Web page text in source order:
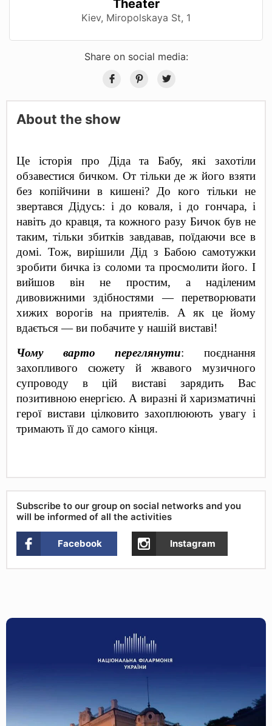
Theater
Kiev, Miropolskaya St, 1
Share on social media:
About the show
Це історія про Діда та Бабу, які захотіли
обзавестися бичком. От тільки де ж його взяти
без копійчини в кишені? До кого тільки не
звертався Дідусь: і до коваля, і до гончара, і
навіть до кравця, та кожного разу Бичок був не
таким, тільки збитків завдавав, поїдаючи все в
домі. Тож, вирішили Дід з Бабою самотужки
зробити бичка із соломи та просмолити його. І
вийшов він не простим, а наділеним
дивовижними здібностями — перетворювати
хижих ворогів на приятелів. А як це йому
вдається — ви побачите у нашій виставі!
Чому варто переглянути: поєднання
захопливого сюжету й жвавого музичного
супроводу в цій виставі зарядить Вас
позитивною енергією. А виразні й харизматичні
герої вистави цілковито захоплююють увагу і
тримають її до самого кінця.
Subscribe to our group on social networks and you
will be informed of all the activities
Facebook Instagram